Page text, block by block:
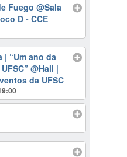
Fuego@Sala
D - CCE
“Um ano da
@Hall |
da UFSC